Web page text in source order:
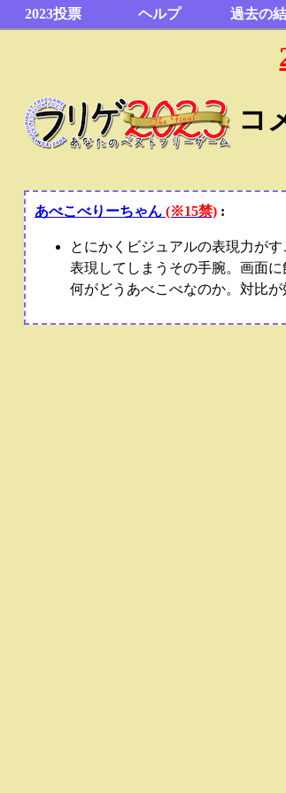
2023投票 ヘルプ 過去の
コ
あべこべりーちゃん (※15禁):
とにかくビジュアルの表現力が
表現してしまうその手腕。画面
何がどうあべこべなのか。対比